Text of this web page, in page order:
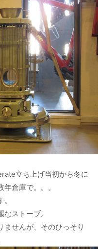
立ち上げ当初から冬に
倉庫で。。。
ストーブ。
ませんが、そのひっそり